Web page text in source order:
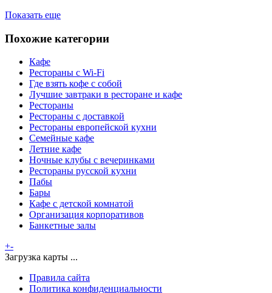
Показать еще
Похожие категории
Кафе
Рестораны с Wi-Fi
Где взять кофе с собой
Лучшие завтраки в ресторане и кафе
Рестораны
Рестораны с доставкой
Рестораны европейской кухни
Семейные кафе
Летние кафе
Ночные клубы с вечеринками
Рестораны русской кухни
Пабы
Бары
Кафе с детской комнатой
Организация корпоративов
Банкетные залы
+-
Загрузка карты ...
Правила сайта
Политика конфиденциальности